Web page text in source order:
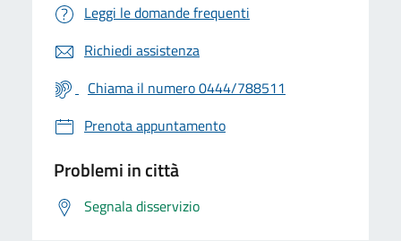
Leggi le domande frequenti
Richiedi assistenza
Chiama il numero 0444/788511
Prenota appuntamento
Problemi in città
Segnala disservizio